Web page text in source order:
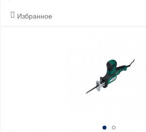
Избранное